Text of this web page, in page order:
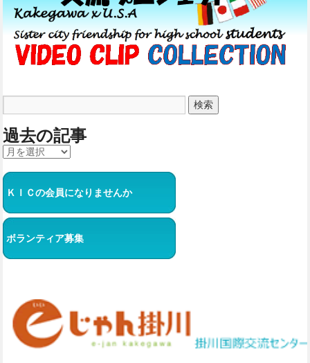
過去の記事
ＫＩＣの会員になりませんか
ボランティア募集